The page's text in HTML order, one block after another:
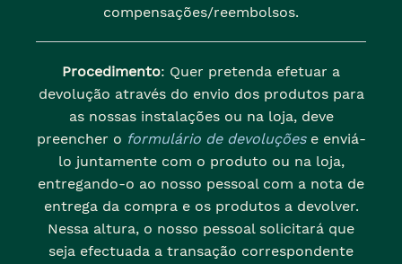
compensações/reembolsos.
Procedimento: Quer pretenda efetuar a
devolução através do envio dos produtos para
as nossas instalações ou na loja, deve
preencher o formulário de devoluçõese enviá-
lo juntamente com o produto ou na loja,
entregando-o ao nosso pessoal com a nota de
entrega da compra e os produtos a devolver.
Nessa altura, o nosso pessoal solicitará que
seja efectuada a transação correspondente